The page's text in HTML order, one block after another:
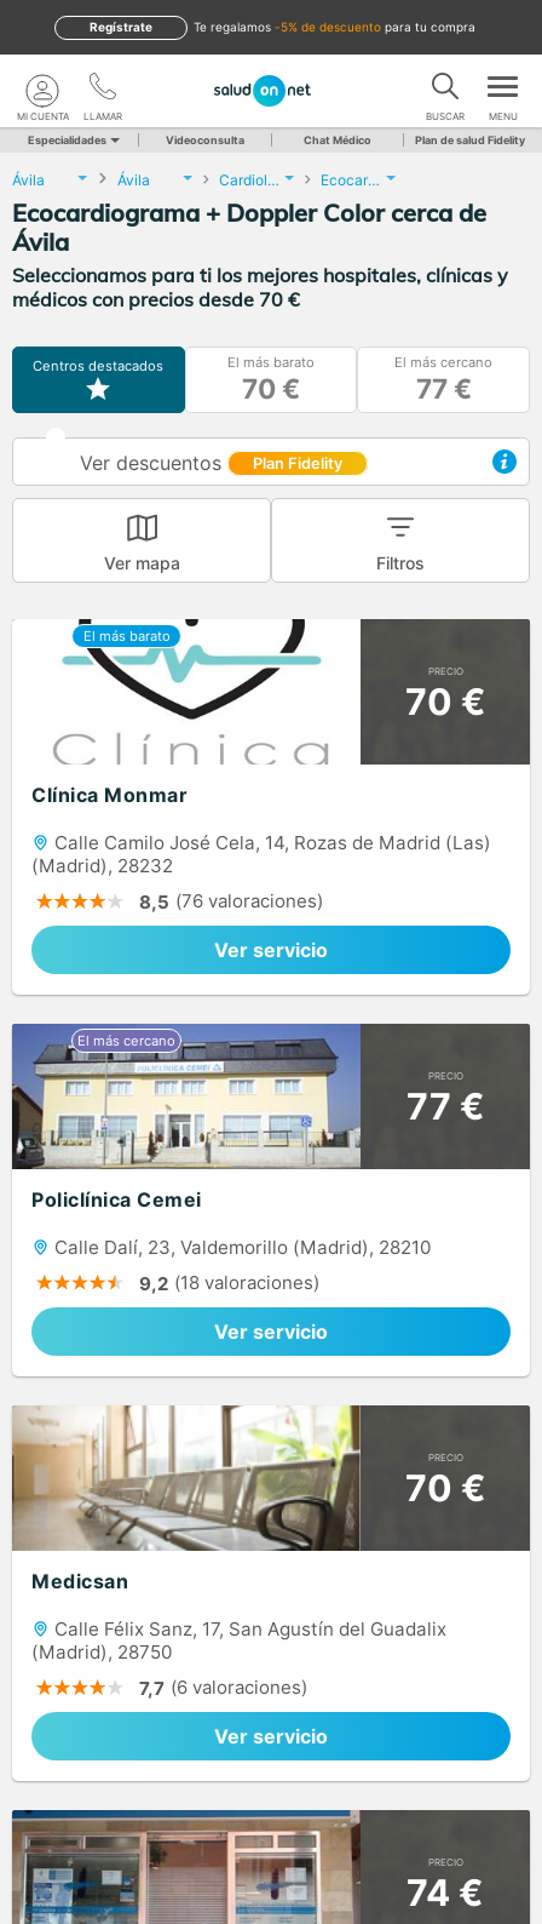
te regalamos -5% de descuento para tu compra
Regístrate
LLAMAR
MI CUENTA BUSCAR MENU
Especialidades Videoconsulta Chat Médico Plan de salud Fidelity
Ávila Ávila Cardiología Ecocardiograma + Doppler Color
Ecocardiograma + Doppler Color cerca de
Ávila
Seleccionamos para ti los mejores hospitales, clínicas y
médicos con precios desde 70 €
Centros destacados El más barato
70 €
El más cercano
77 €
Ver descuentos Plan Fidelity
Ver mapa Filtros
PRECIO
70 €
Clínica Monmar
Calle Camilo José Cela, 14, Rozas de Madrid (Las)
(Madrid), 28232
8,5 (76 valoraciones)
Ver servicio
PRECIO
77 €
Policlínica Cemei
Calle Dalí, 23, Valdemorillo (Madrid), 28210
9,2 (18 valoraciones)
Ver servicio
PRECIO
70 €
Medicsan
Calle Félix Sanz, 17, San Agustín del Guadalix
(Madrid), 28750
7,7 (6 valoraciones)
Ver servicio
PRECIO
74 €